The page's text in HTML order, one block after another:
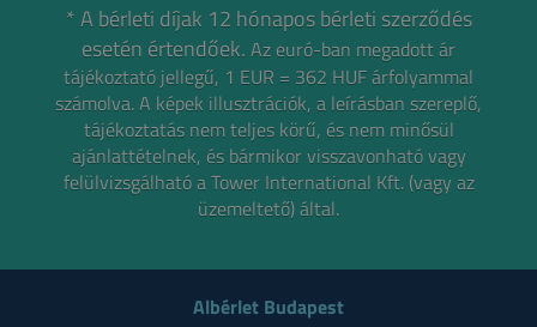
* A bérleti díjak 12 hónapos bérleti szerződés
esetén értendőek. Az euró-ban megadott ár
tájékoztató jellegű, 1 EUR = 362 HUF árfolyammal
számolva.A képek illusztrációk, a leírásban szereplő,
tájékoztatás nem teljes körű, és nem minősül
ajánlattételnek, és bármikor visszavonható vagy
felülvizsgálható a Tower International Kft. (vagy az
üzemeltető) által.
Albérlet Budapest